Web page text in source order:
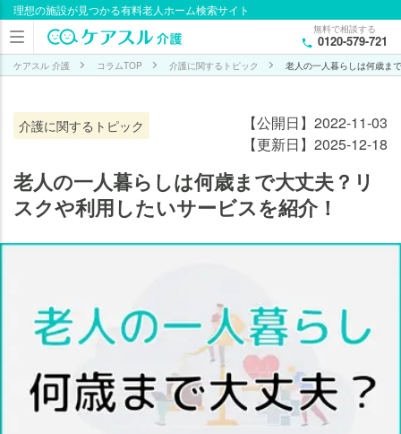
理想の施設が見つかる有料老人ホーム検索サイト
無料で相談する
0120-579-721
ケアスル 介護 コラムTOP 介護に関するトピック 老人の一人暮らしは何歳ま
介護に関するトピック
【公開日】2022-11-03
【更新日】2025-12-18
老人の一人暮らしは何歳まで大丈夫？リ
スクや利用したいサービスを紹介！
目次
老人
の一
らし
は何
で大
丈
夫？
日本
は？
老
の
一